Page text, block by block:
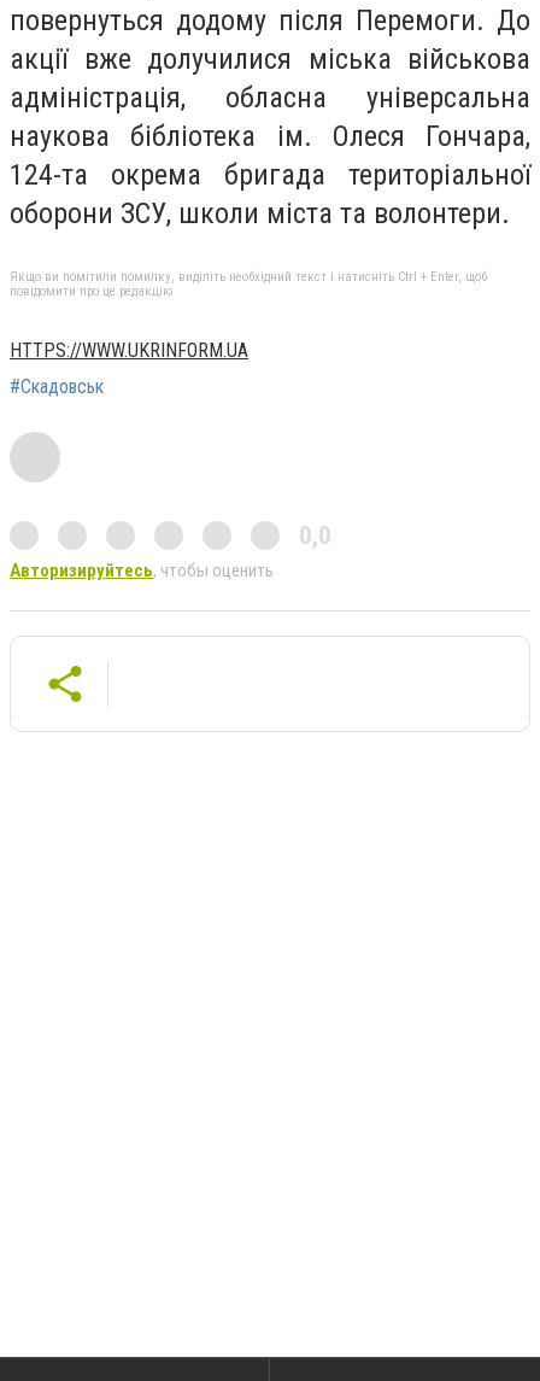
повернуться додому після Перемоги. До
акції вже долучилися міська військова
адміністрація, обласна універсальна
наукова бібліотека ім. Олеся Гончара,
124-та окрема бригада територіальної
оборони ЗСУ, школи міста та волонтери.
Якщо ви помітили помилку, виділіть необхідний текст і натисніть Ctrl + Enter, щоб
повідомити про це редакцію
HTTPS://WWW.UKRINFORM.UA
#Скадовськ
0,0
Авторизируйтесь, чтобы оценить